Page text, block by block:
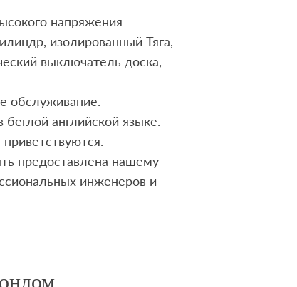
напряжения
изолированный Тяга,
выключатель доска,
обслуживание.
английской языке.
предоставлена ​​нашему
инженеров и